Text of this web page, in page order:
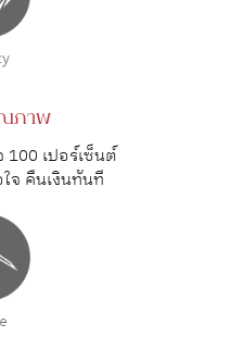
ภาพ
เปอร์เซ็นต์
จ คืนเงินทันที